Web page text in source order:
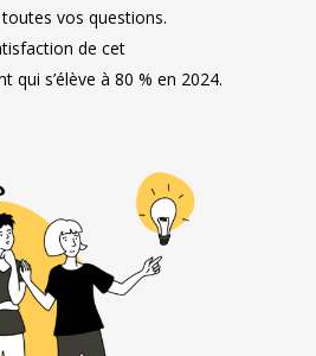
vos questions.
de cet
qui s’élève à 80 % en 2024.